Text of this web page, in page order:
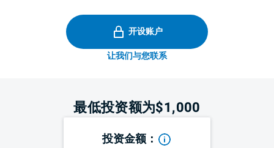
开设账户
让我们与您联系
最低投资额为$1,000
投资金额：